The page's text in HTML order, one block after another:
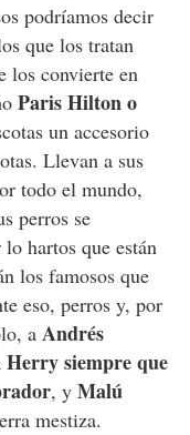
podríamos decir
que los tratan
los convierte en
Paris Hilton o
un accesorio
Llevan a sus
todo el mundo,
perros se
hartos que están
los famosos que
eso, perros y, por
a Andrés
Herry siempre que
, y Malú
mestiza.